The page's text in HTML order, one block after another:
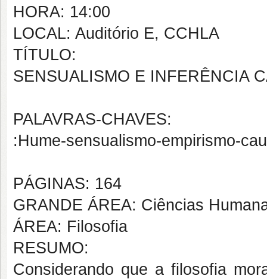
HORA: 14:00
LOCAL: Auditório E, CCHLA
TÍTULO:
SENSUALISMO E INFERÊNCIA
PALAVRAS-CHAVES:
:Hume-sensualismo-empirismo-
PÁGINAS: 164
GRANDE ÁREA: Ciências
ÁREA: Filosofia
RESUMO:
Considerando que a filosofia